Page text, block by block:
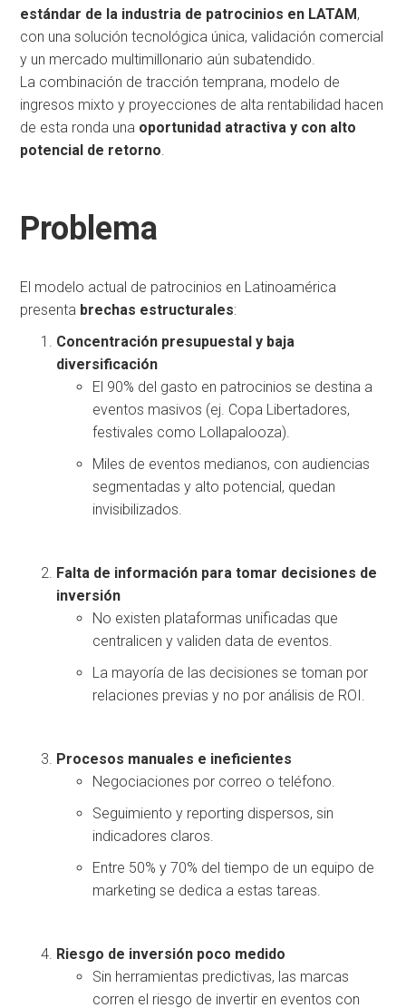
estándar de la industria de patrocinios en LATAM,
con una solución tecnológica única, validación comercial
y un mercado multimillonario aún subatendido.
La combinación de tracción temprana, modelo de
ingresos mixto y proyecciones de alta rentabilidad hacen
de esta ronda una oportunidad atractiva y con alto
potencial de retorno.
Problema
El modelo actual de patrocinios en Latinoamérica
presenta brechas estructurales:
Concentración presupuestal y baja
diversificación
El 90% del gasto en patrocinios se destina a
eventos masivos (ej. Copa Libertadores,
festivales como Lollapalooza).
Miles de eventos medianos, con audiencias
segmentadas y alto potencial, quedan
invisibilizados.
Falta de información para tomar decisiones de
inversión
No existen plataformas unificadas que
centralicen y validen data de eventos.
La mayoría de las decisiones se toman por
relaciones previas y no por análisis de ROI.
Procesos manuales e ineficientes
Negociaciones por correo o teléfono.
Seguimiento y reporting dispersos, sin
indicadores claros.
Entre 50% y 70% del tiempo de un equipo de
marketing se dedica a estas tareas.
Riesgo de inversión poco medido
Sin herramientas predictivas, las marcas
corren el riesgo de invertir en eventos con